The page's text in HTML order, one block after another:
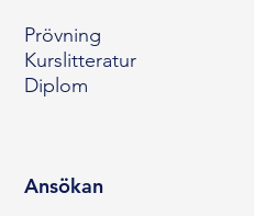
Prövning
Kurslitteratur
Diplom
Ansökan